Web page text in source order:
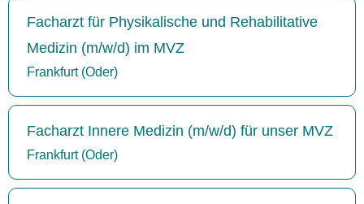
Facharzt für Physikalische und Rehabilitative
Medizin (m/w/d) im MVZ
Frankfurt (Oder)
Facharzt Innere Medizin (m/w/d) für unser MVZ
Frankfurt (Oder)